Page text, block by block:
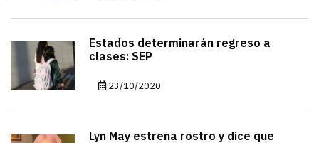
Estados determinarán regreso a
clases: SEP
23/10/2020
Lyn May estrena rostro y dice que